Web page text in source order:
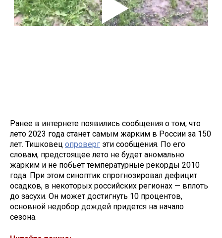
Ранее в интернете появились сообщения о том, что
лето 2023 года станет самым жарким в России за 150
лет. Тишковец опроверг эти сообщения. По его
словам, предстоящее лето не будет аномально
жарким и не побьет температурные рекорды 2010
года. При этом синоптик спрогнозировал дефицит
осадков, в некоторых российских регионах — вплоть
до засухи. Он может достигнуть 10 процентов,
основной недобор дождей придется на начало
сезона.